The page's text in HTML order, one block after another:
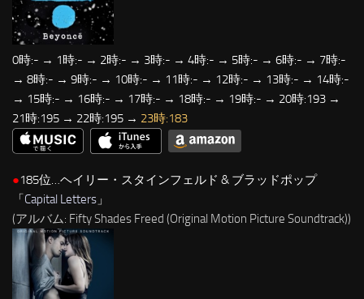
0時:- → 1時:- → 2時:- → 3時:- → 4時:- → 5時:- → 6時:- → 7時:-
→ 8時:- → 9時:- → 10時:- → 11時:- → 12時:- → 13時:- → 14時:-
→ 15時:- → 16時:- → 17時:- → 18時:- → 19時:- → 20時:193 →
21時:195 → 22時:195 → 23時:183
●185位…ヘイリー・スタインフェルド & ブラッドポップ
「Capital Letters 」
(アルバム: Fifty Shades Freed (Original Motion Picture Soundtrack))